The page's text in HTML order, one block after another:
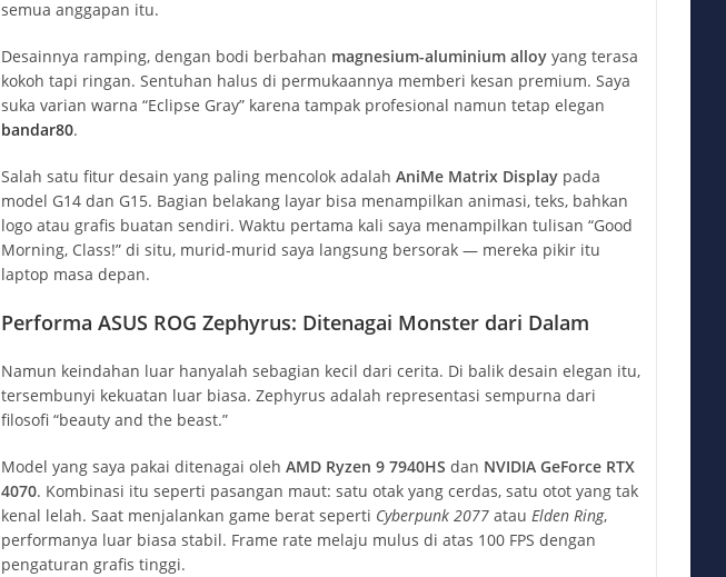
semua anggapan itu.
Desainnya ramping, dengan bodi berbahan magnesium-aluminium alloyyang terasa
kokoh tapi ringan. Sentuhan halus di permukaannya memberi kesan premium. Saya
suka varian warna “Eclipse Gray” karena tampak profesional namun tetap elegan
bandar80.
Salah satu fitur desain yang paling mencolok adalah AniMe Matrix Displaypada
model G14 dan G15. Bagian belakang layar bisa menampilkan animasi, teks, bahkan
logo atau grafis buatan sendiri. Waktu pertama kali saya menampilkan tulisan “Good
Morning, Class!” di situ, murid-murid saya langsung bersorak — mereka pikir itu
laptop masa depan.
Performa ASUS ROG Zephyrus: Ditenagai Monster dari Dalam
Namun keindahan luar hanyalah sebagian kecil dari cerita. Di balik desain elegan itu,
tersembunyi kekuatan luar biasa. Zephyrus adalah representasi sempurna dari
filosofi “beauty and the beast.”
Model yang saya pakai ditenagai oleh AMD Ryzen 9 7940HS dan NVIDIA GeForce RTX
4070. Kombinasi itu seperti pasangan maut: satu otak yang cerdas, satu otot yang tak
kenal lelah. Saat menjalankan game berat seperti Cyberpunk 2077atau Elden Ring,
performanya luar biasa stabil. Frame rate melaju mulus di atas 100 FPS dengan
pengaturan grafis tinggi.